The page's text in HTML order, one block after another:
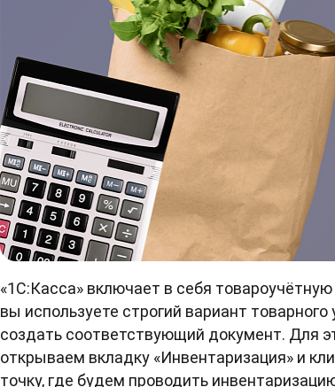
«1С:Касса» включает в себя
вы используете строгий вариант
создать соответствующий документ. Для
открываем вкладку «Инвентаризация» и
точку, где будем проводить